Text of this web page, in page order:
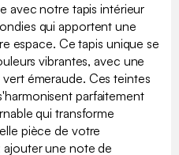
avec notre tapis intérieur
qui apportent une
espace. Ce tapis unique se
vibrantes, avec une
émeraude. Ces teintes
parfaitement
qui transforme
pièce de votre
ajouter une note de